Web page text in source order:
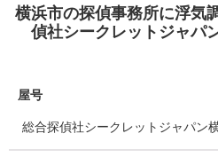
横浜市の探偵事務所に浮気
偵社シークレットジャパ
屋号
総合探偵社シークレットジャパン